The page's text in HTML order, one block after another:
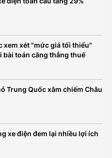
xem xét "mức giá tối thiểu"
bài toán căng thẳng thuế
Trung Quốc xâm chiếm Châu
xe điện đem lại nhiều lợi ích